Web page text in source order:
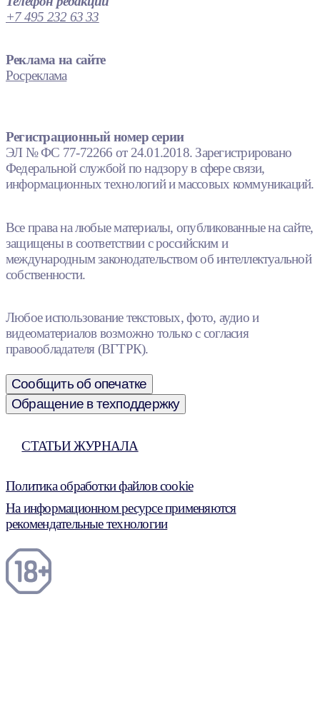
+7 495 232 63 33
Реклама на сайте
Росреклама
Регистрационный номер серии
ЭЛ № ФС 77-72266 от 24.01.2018. Зарегистрировано
Федеральной службой по надзору в сфере связи,
информационных технологий и массовых коммуникаций.
Все права на любые материалы, опубликованные на сайте,
защищены в соответствии с российским и
международным законодательством об интеллектуальной
собственности.
Любое использование текстовых, фото, аудио и
видеоматериалов возможно только с согласия
правообладателя (ВГТРК).
Сообщить об опечатке
Обращение в техподдержку
СТАТЬИ ЖУРНАЛА
Политика обработки файлов cookie
На информационном ресурсе применяются
рекомендательные технологии